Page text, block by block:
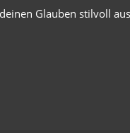
Glauben stilvoll